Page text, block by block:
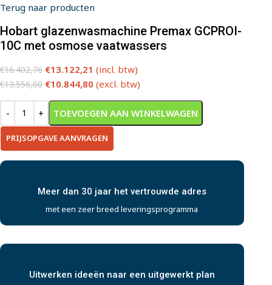
Terug naar producten
Hobart glazenwasmachine Premax GCPROI-
10C met osmose vaatwassers
€16.402,76 €13.122,21 (incl. btw)
€13.556,00 €10.844,80 (excl. btw)
TOEVOEGEN AAN WINKELWAGEN
PRIJSOPGAVE AANVRAGEN
Meer dan 30 jaar het vertrouwde adres
met een zeer breed leveringsprogramma
Uitwerken ideeën naar een uitgewerkt plan